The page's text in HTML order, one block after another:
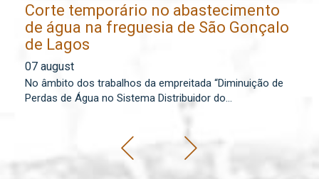
Corte temporário no abastecimento
de água na freguesia de São Gonçalo
de Lagos
07 august
No âmbito dos trabalhos da empreitada “Diminuição de
Perdas de Água no Sistema Distribuidor do...